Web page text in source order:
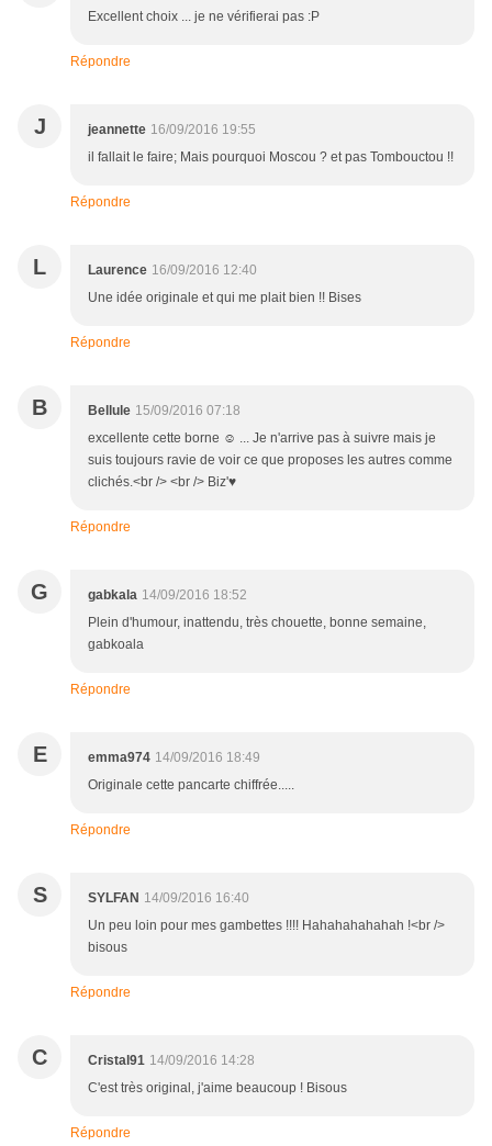
Excellent choix ... je ne vérifierai pas :P
Répondre
J jeannette 16/09/2016 19:55
il fallait le faire; Mais pourquoi Moscou ? et pas Tombouctou !!
Répondre
L Laurence 16/09/2016 12:40
Une idée originale et qui me plait bien !! Bises
Répondre
B Bellule 15/09/2016 07:18
excellente cette borne ☺ ... Je n'arrive pas à suivre mais je
suis toujours ravie de voir ce que proposes les autres comme
clichés.<br /> <br /> Biz'♥
Répondre
G gabkala 14/09/2016 18:52
Plein d'humour, inattendu, très chouette, bonne semaine,
gabkoala
Répondre
E emma974 14/09/2016 18:49
Originale cette pancarte chiffrée.....
Répondre
S SYLFAN 14/09/2016 16:40
Un peu loin pour mes gambettes !!!! Hahahahahahah !<br />
bisous
Répondre
C Cristal91 14/09/2016 14:28
C'est très original, j'aime beaucoup ! Bisous
Répondre